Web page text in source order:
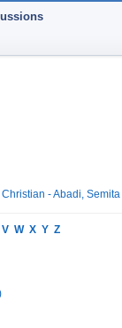
- Abadi, Semita
V W X Y Z